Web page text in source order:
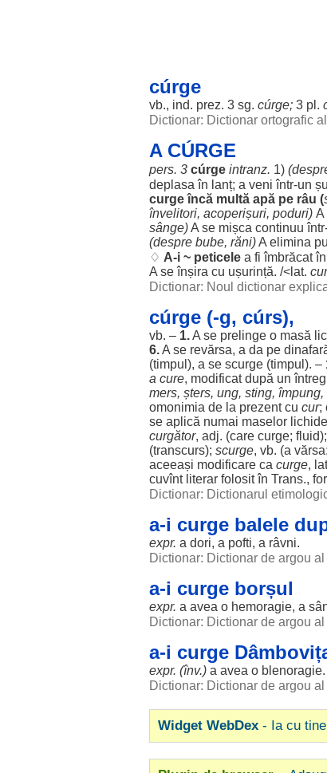
cúrge
vb., ind. prez. 3 sg. cúrge; 3 pl.
Dictionar: Dictionar ortografic
A CÚRGE
pers. 3 cúrge intranz. 1) (
deplasa în lanț; a veni într-un
curgeîncă multă apă pe râu (
învelitori, acoperișuri, poduri) A
sânge)A se mișca continuu
(despre bube, răni)A elimina
♢ A-i ~ peticele a fiîmbrăcatîn
A seînșira cu ușurință. /<lat.
Dictionar: Noul dictionar
cúrge (-g, cúrs),
vb. – 1.A se prelinge o masă
6.A se revărsa, a da pe
(timpul ), a se scurge (timpul ). –
a cure, modificatdupă unîntreg
mers, șters, ung, sting, împung,
omonimia de la prezentcu cur;
se aplică numai maselor lichide
curgător, adj. (care curge; fluid);
(transcurs); scurge, vb. (a vărsa
aceeași modificare ca curge,
cuvînt literar folositîn Trans.,
Dictionar: Dictionarul
a-i curge balele
expr. a dori, a pofti, a râvni.
Dictionar: Dictionar de argou
a-i curge borșul
expr. a avea o hemoragie, a
Dictionar: Dictionar de argou
a-i curge
expr. (înv.) a avea o blenoragie.
Dictionar: Dictionar de argou
Widget WebDex - Ia cu